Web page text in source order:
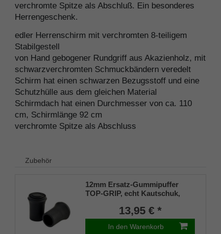
verchromte Spitze als Abschluß. Ein besonderes
Herrengeschenk.
edler Herrenschirm mit verchromten 8-teiligem
Stabilgestell
von Hand gebogener Rundgriff aus Akazienholz, mit
schwarzverchromten Schmuckbändern veredelt
Schirm hat einen schwarzen Bezugsstoff und eine
Schutzhülle aus dem gleichen Material
Schirmdach hat einen Durchmesser von ca. 110
cm, Schirmlänge 92 cm
verchromte Spitze als Abschluss
Zubehör
12mm Ersatz-Gummipuffer
TOP-GRIP, echt Kautschuk,
13,95 € *
In den Warenkorb